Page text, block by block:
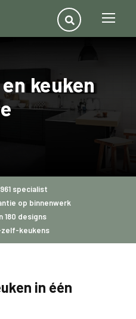
keuken
specialist
op binnenwerk
180 designs
keukens
in één